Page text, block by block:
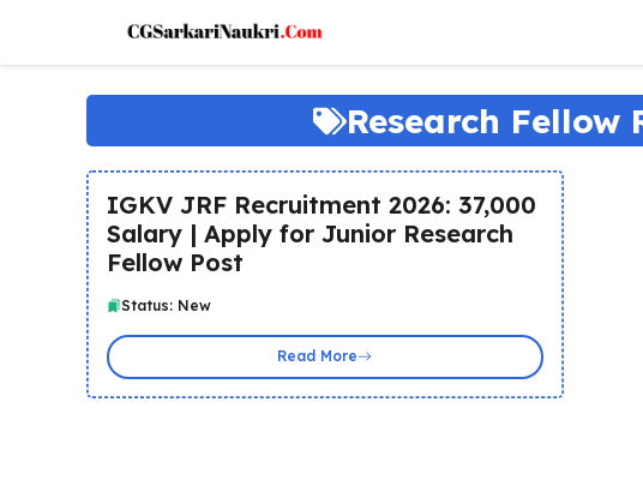
content
Research Fellow
IGKV JRF Recruitment 2026: ₹37,000
Salary | Apply for Junior Research
Fellow Post
Status: New
Read More